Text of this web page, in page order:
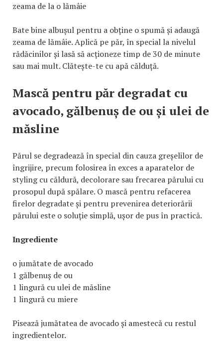
zeama de la o lămâie
Bate bine albușul pentru a obține o spumă și adaugă
zeama de lămâie. Aplică pe păr, în special la nivelul
rădăcinilor și lasă să acționeze timp de 30 de minute
sau mai mult. Clătește-te cu apă călduță.
Mască pentru păr degradat cu
avocado, gălbenuș de ou și ulei de
măsline
Părul se degradează în special din cauza greșelilor de
îngrijire, precum folosirea în exces a aparatelor de
styling cu căldură, decolorare sau frecarea părului cu
prosopul după spălare. O mască pentru refacerea
firelor degradate și pentru prevenirea deteriorării
părului este o soluție simplă, ușor de pus în practică.
Ingrediente
o jumătate de avocado
1 gălbenuș de ou
1 lingură cu ulei de măsline
1 lingură cu miere
Pisează jumătatea de avocado și amestecă cu restul
ingredientelor.